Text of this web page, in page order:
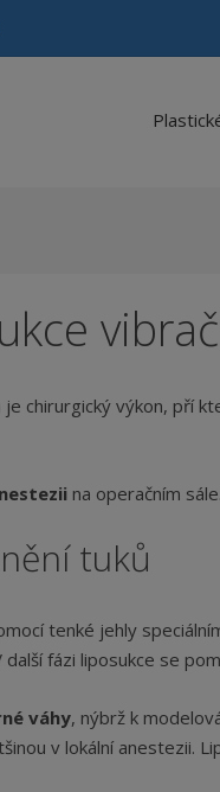
chirurgický výkon, pří
na operačním
tuků
tenké jehly
fázi liposukce se
váhy, nýbrž k
v lokální anestezii.